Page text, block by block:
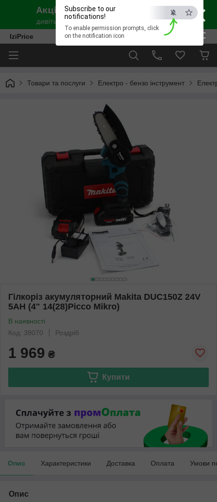
×
ESC
Subscribe to our
notifications!
To enable permission prompts, click
on the notification icon
IziPrice
Товари та послуги Електро - бензо інструмент
Гілкоріз акумуляторний Makita DUC150Z 24V
5AH (4" 14(28)Рicco Mikro)
В наявності
Код: 38070
Роздріб
1 969 ₴
Купити
Опис Характеристики Доставка Оплата Умови
Опис